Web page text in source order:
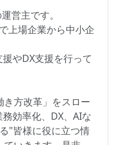
営主です。
上場企業から中小企
やDX支援を行って
き方改革」をスロー
効率化、DX、AIな
"皆様に役に立つ情